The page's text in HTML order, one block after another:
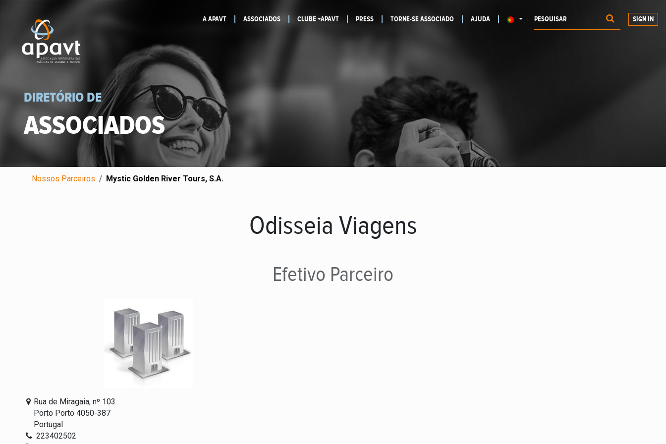
A APAVT ASSOCIADOS CLUBE +APAVT PRESS TORNE-SE ASSOCIADO AJUDA SIGN IN
DIRETÓRIO DE
ASSOCIADOS
Nossos Parceiros Mystic Golden River Tours, S.A.
Odisseia Viagens
Efetivo Parceiro
Rua de Miragaia, nº 103
Porto Porto 4050-387
Portugal
223402502